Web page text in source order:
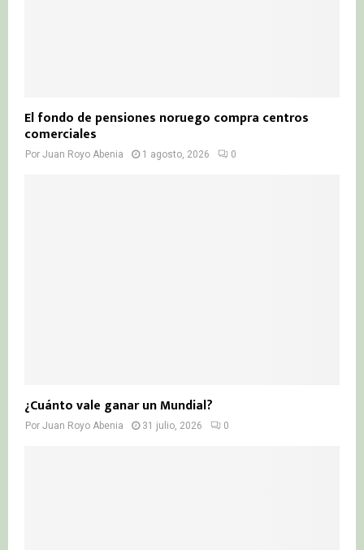
El fondo de pensiones noruego compra centros
comerciales
Por Juan Royo Abenia 1 agosto, 2026 0
¿Cuánto vale ganar un Mundial?
Por Juan Royo Abenia 31 julio, 2026 0